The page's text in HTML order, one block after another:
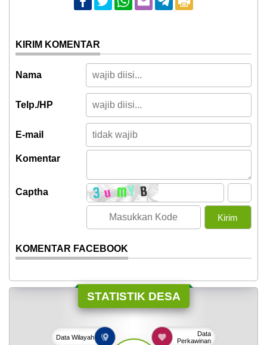
KIRIM KOMENTAR
Nama
Telp./HP
E-mail
Komentar
Captha
KOMENTAR FACEBOOK
STATISTIK DESA
Data Wilayah
Data
Perkawinan